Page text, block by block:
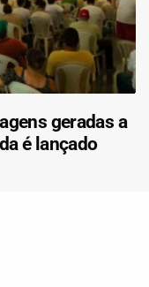
geradas a
é lançado